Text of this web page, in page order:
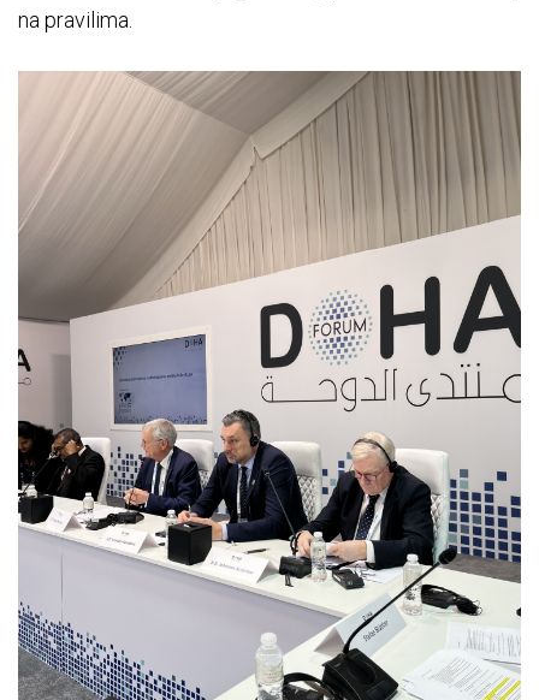
na pravilima.